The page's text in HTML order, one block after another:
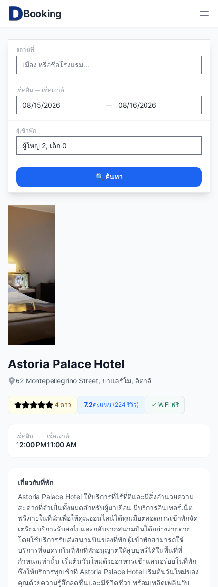
Booking
สถานที่
เช็คอิน — เช็คเอาต์
—
ผู้เข้าพัก
🔍 ค้นหา
Astoria Palace Hotel
62 Montepellegrino Street, ปาแลร์โม, อิตาลี
4 ดาว 7.2คะแนน (224 รีวิว) ✓ WiFi ฟรี
เช็คอิน
12:00 PM
เช็คเอาต์
11:00 AM
เกี่ยวกับที่พัก
Astoria Palace Hotel ให้บริการที่ไร้ที่ติและมีสิ่งอำนวยความ
สะดวกที่จำเป็นทั้งหมดสำหรับผู้มาเยือน มีบริการอินเทอร์เน็ต
ฟรีภายในที่พักเพื่อให้คุณออนไลน์ได้ทุกเมื่อตลอดการเข้าพักจัด
เตรียมบริการรับส่งไปและกลับจากสนามบินได้อย่างง่ายดาย
โดยใช้บริการรับส่งสนามบินของที่พัก ผู้เข้าพักสามารถใช้
บริการที่จอดรถในที่พักที่พักอนุญาตให้สูบบุหรี่ได้ในพื้นที่ที่
กำหนดเท่านั้น เริ่มต้นวันใหม่ด้วยอาหารเช้าแสนอร่อยในที่พัก
ซึ่งให้บริการทุกเช้าที่ Astoria Palace Hotel เริ่มต้นวันใหม่ของ
คุณด้วยความรู้สึกสดชื่นและมีชีวิตชีวา พร้อมเพลิดเพลินกับ